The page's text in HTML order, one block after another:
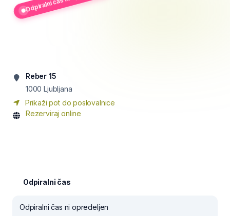
Reber 15
1000 Ljubljana
Prikaži pot do poslovalnice
Rezerviraj online
Odpiralni čas
Odpiralni čas ni opredeljen